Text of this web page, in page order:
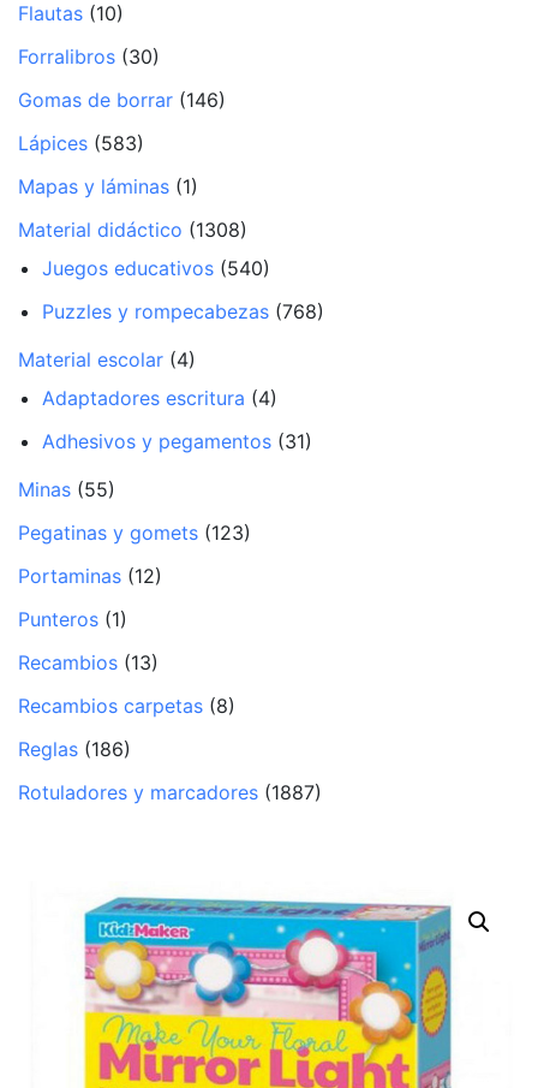
Flautas (10)
Forralibros (30)
Gomas de borrar (146)
Lápices (583)
Mapas y láminas (1)
Material didáctico (1308)
Juegos educativos (540)
Puzzles y rompecabezas (768)
Material escolar (4)
Adaptadores escritura (4)
Adhesivos y pegamentos (31)
Minas (55)
Pegatinas y gomets (123)
Portaminas (12)
Punteros (1)
Recambios (13)
Recambios carpetas (8)
Reglas (186)
Rotuladores y marcadores (1887)